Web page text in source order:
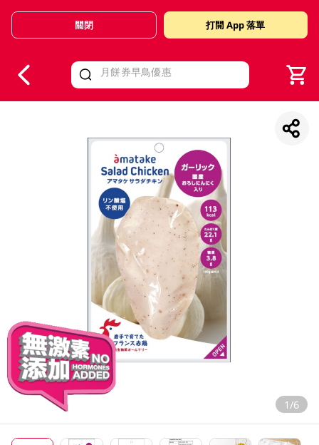
Valid Until 30 June 2026
關閉 打開 App 落單
1/6